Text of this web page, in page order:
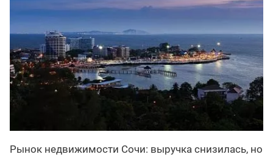
Рынок недвижимости Сочи: выручка снизилась, но